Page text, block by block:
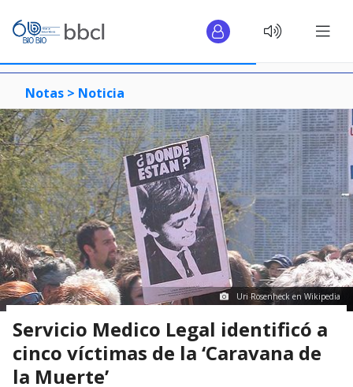
Notas > Noticia
Uri Rosenheck en Wikipedia
Servicio Medico Legal identificó a
cinco víctimas de la ‘Caravana de
la Muerte’